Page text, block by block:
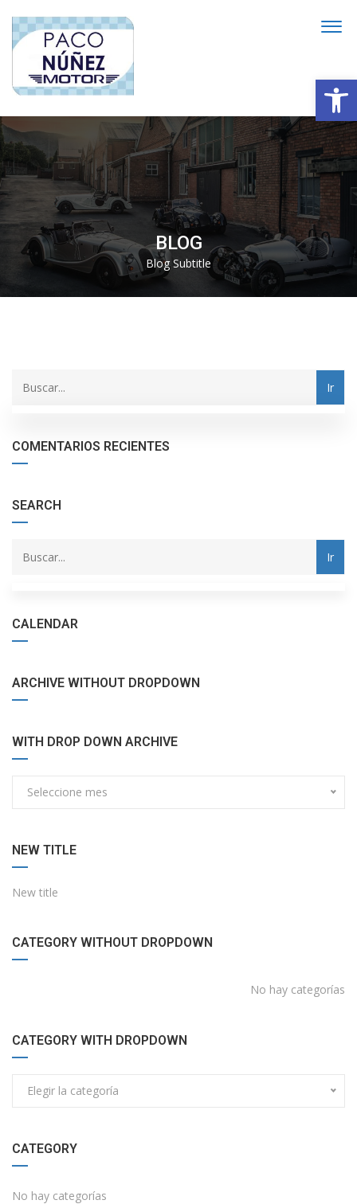
BLOG
Blog Subtitle
COMENTARIOS RECIENTES
SEARCH
CALENDAR
ARCHIVE WITHOUT DROPDOWN
WITH DROP DOWN ARCHIVE
drop
Seleccione mes
NEW TITLE
New title
CATEGORY WITHOUT DROPDOWN
No hay categorías
CATEGORY WITH DROPDOWN
with
Elegir la categoría
CATEGORY
No hay categorías